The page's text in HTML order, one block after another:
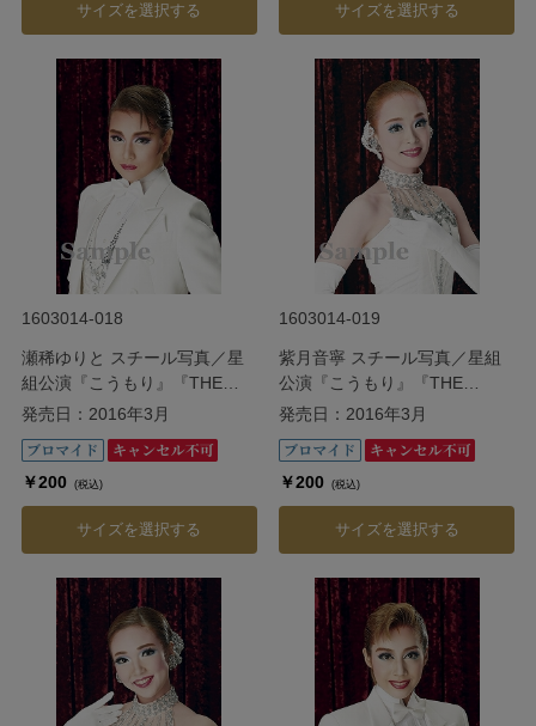
サイズを選択する サイズを選択する
1603014-018
瀬稀ゆりと スチール写真／星
組公演『こうもり』『THE
ENTERTAINER!』
発売日：2016年3月
￥200 (税込)
サイズを選択する
1603014-019
紫月音寧 スチール写真／星組
公演『こうもり』『THE
ENTERTAINER!』
発売日：2016年3月
￥200 (税込)
サイズを選択する